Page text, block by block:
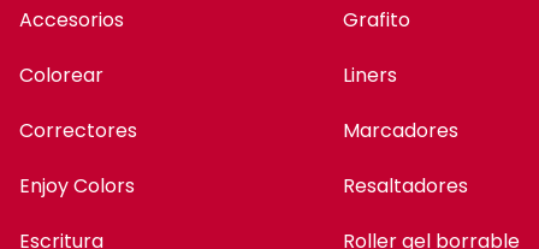
Accesorios
Colorear
Correctores
Enjoy Colors
Escritura
Grafito
Liners
Marcadores
Resaltadores
Roller gel borrable